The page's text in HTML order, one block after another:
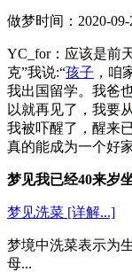
做梦时间：2020-09-
YC_for：应该是前
克”我说:“孩子 ，咱
我出国留学。我爸
以就再见了，我要从
我被吓醒了，醒来
真的能成为一个好
梦见我已经40来岁
梦见洗菜 [详解...]
梦境中洗菜表示为
母...